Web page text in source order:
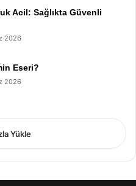
Acil: Sağlıkta Güvenli
2026
Eseri?
2026
Yükle